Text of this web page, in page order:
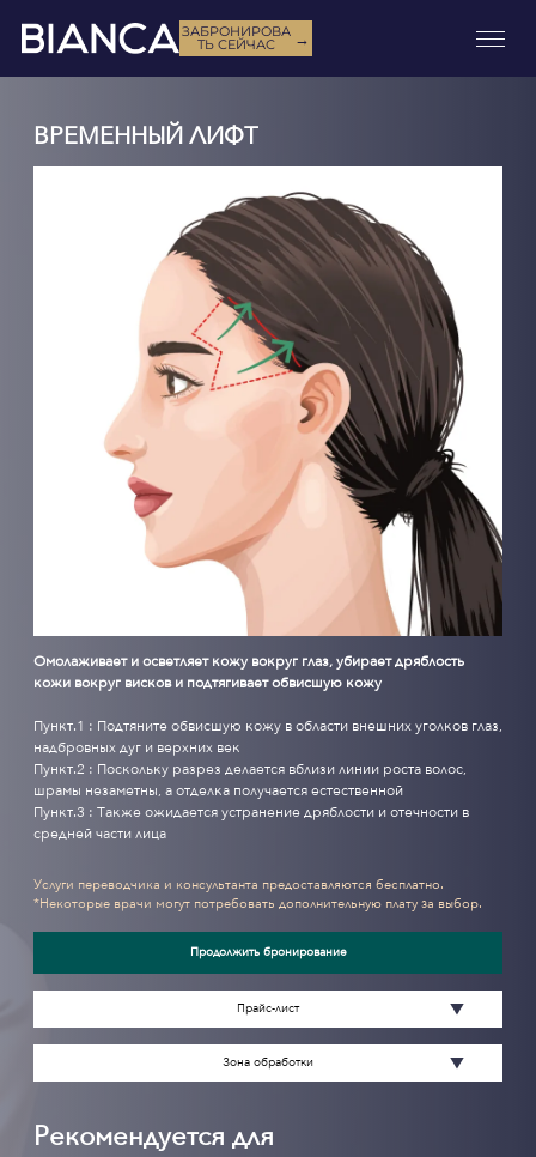
ЗАБРОНИРОВА
ТЬ СЕЙЧАС →
ВРЕМЕННЫЙ ЛИФТ
Омолаживает и осветляет кожу вокруг глаз, убирает дряблость
кожи вокруг висков и подтягивает обвисшую кожу
Пункт.1 : Подтяните обвисшую кожу в области внешних уголков глаз,
надбровных дуг и верхних век
Пункт.2 : Поскольку разрез делается вблизи линии роста волос,
шрамы незаметны, а отделка получается естественной
Пункт.3 : Также ожидается устранение дряблости и отечности в
средней части лица
Услуги переводчика и консультанта предоставляются бесплатно.
*Некоторые врачи могут потребовать дополнительную плату за выбор.
Продолжить бронирование
Прайс-лист
Зона обработки
Рекомендуется для